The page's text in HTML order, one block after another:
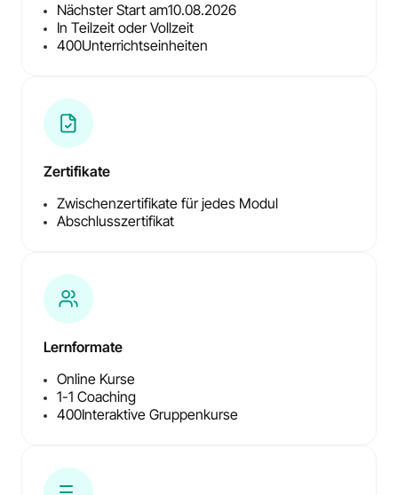
Nächster Start am10.08.2026
In Teilzeit oder Vollzeit
400Unterrichtseinheiten
Zertifikate
Zwischenzertifikate für jedes Modul
Abschlusszertifikat
Lernformate
Online Kurse
1-1 Coaching
400Interaktive Gruppenkurse